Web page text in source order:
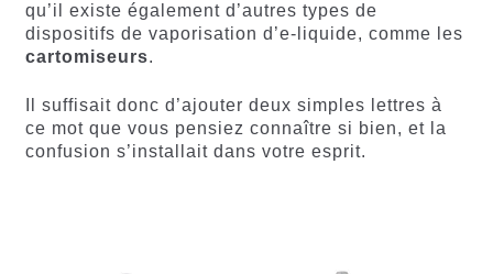
qu’il existe également d’autres types de
dispositifs de vaporisation d’e-liquide, comme les
cartomiseurs.
Il suffisait donc d’ajouter deux simples lettres à
ce mot que vous pensiez connaître si bien, et la
confusion s’installait dans votre esprit.